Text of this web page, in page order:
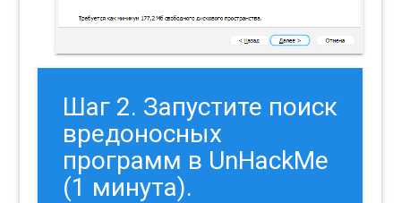
Шаг 2. Запустите поиск
вредоносных
программ в UnHackMe
(1 минута).